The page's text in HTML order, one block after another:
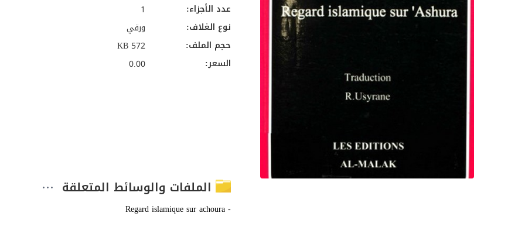
عدد الأجزاء:
1
نوع الغلاف:
ورقي
حجم الملف:
572 KB
السعر:
0.00
الملفات والوسائط المتعلقة